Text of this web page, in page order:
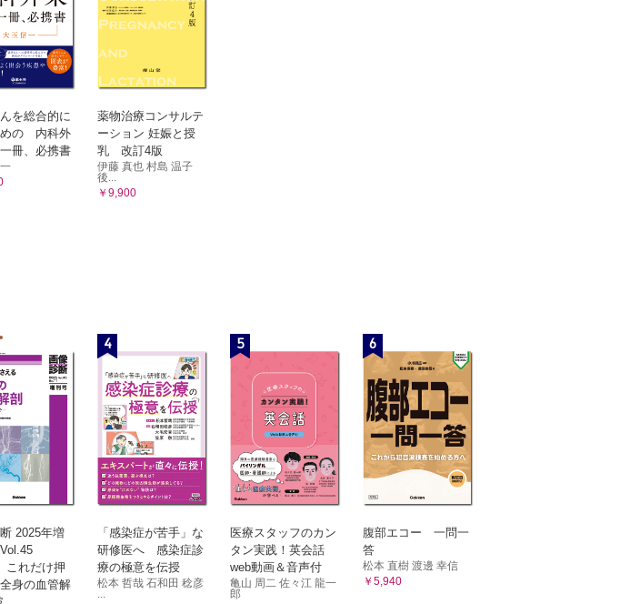
を総合的に
めの 内科外
冊、必携書
薬物治療コンサルテ
ーション 妊娠と授
乳 改訂4版
伊藤 真也 村島 温子
後...
￥9,900
2025年増
これだけ押
身の血管解
4
「感染症が苦手」な
研修医へ 感染症診
療の極意を伝授
松本 哲哉 石和田 稔彦
...
5
医療スタッフのカン
タン実践！英会話
web動画＆音声付
亀山 周二 佐々江 龍一
郎
6
腹部エコー 一問一
答
松本 直樹 渡邊 幸信
￥5,940